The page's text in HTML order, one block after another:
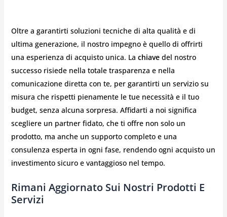
Oltre a garantirti soluzioni tecniche di alta qualità e di
ultima generazione, il nostro impegno è quello di offrirti
una esperienza di acquisto unica. La chiavedel nostro
successo risiede nella totale trasparenza e nella
comunicazione diretta con te, per garantirti un servizio su
misura che rispetti pienamente le tue necessità e il tuo
budget, senza alcuna sorpresa. Affidarti a noi significa
scegliere un partner fidato, che ti offre non solo un
prodotto, ma anche un supporto completo e una
consulenza esperta in ogni fase, rendendo ogni acquisto un
investimento sicuro e vantaggioso nel tempo.
Rimani Aggiornato Sui Nostri Prodotti E
Servizi